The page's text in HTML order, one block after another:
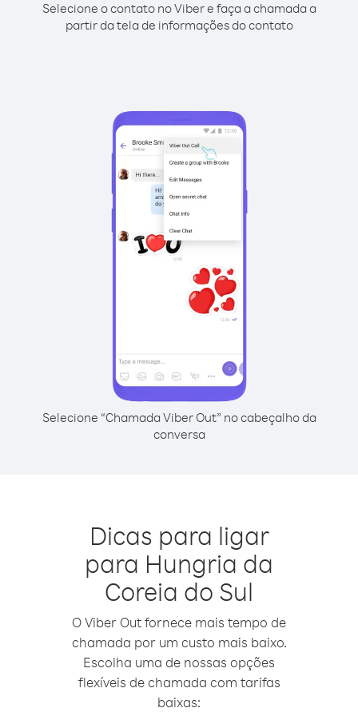
Selecione o contato no Viber e faça a chamada a
partir da tela de informações do contato
Selecione “Chamada Viber Out” no cabeçalho da
conversa
Dicas para ligar
para Hungria da
Coreia do Sul
O Viber Out fornece mais tempo de
chamada por um custo mais baixo.
Escolha uma de nossas opções
flexíveis de chamada com tarifas
baixas: